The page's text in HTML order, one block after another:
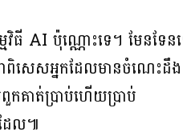
វិធី AI ប៉ុណ្ណោះទេ។ មែនទែន
ាពិសេសអ្នកដែលមានចំណេះដឹង
ពួកគាត់ប្រាប់ហើយប្រាប់
ែល៕